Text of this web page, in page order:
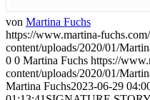
von Martina Fuchs
https://www.martina-
content/uploads/2020/01/
0 0 Martina Fuchs https://
content/uploads/2020/01/
Martina Fuchs2023-06-29